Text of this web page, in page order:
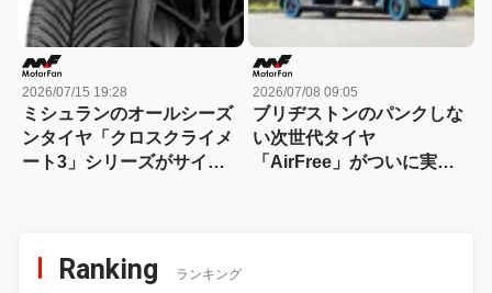
2026/07/15 19:28
ミシュランのオールシーズ
ンタイヤ「クロスクライメ
ート3」シリーズがサイズ
2026/07/08 09:05
ブリヂストンのパンクしな
い次世代タイヤ
「AirFree」がついに実用
Ranking ランキング